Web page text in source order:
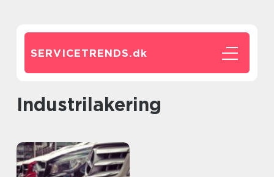
SERVICETRENDS.dk
industrilakering